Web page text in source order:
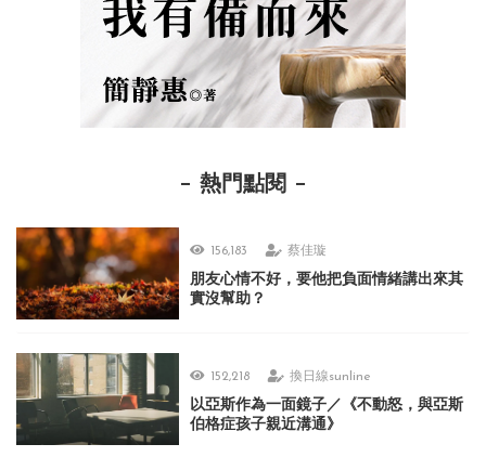
熱門點閱
156,183 蔡佳璇
朋友心情不好，要他把負面情緒講出來其
實沒幫助？
152,218 換日線sunline
以亞斯作為一面鏡子／《不動怒，與亞斯
伯格症孩子親近溝通》